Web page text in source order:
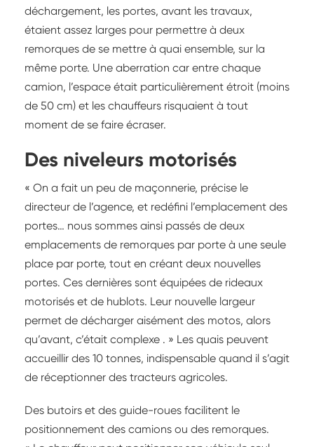
déchargement, les portes, avant les travaux,
étaient assez larges pour permettre à deux
remorques de se mettre à quai ensemble, sur la
même porte. Une aberration car entre chaque
camion, l’espace était particulièrement étroit (moins
de 50 cm) et les chauffeurs risquaient à tout
moment de se faire écraser.
Des niveleurs motorisés
« On a fait un peu de maçonnerie, précise le
directeur de l’agence, et redéfini l’emplacement des
portes… nous sommes ainsi passés de deux
emplacements de remorques par porte à une seule
place par porte, tout en créant deux nouvelles
portes. Ces dernières sont équipées de rideaux
motorisés et de hublots. Leur nouvelle largeur
permet de décharger aisément des motos, alors
qu’avant, c’était complexe . » Les quais peuvent
accueillir des 10 tonnes, indispensable quand il s’agit
de réceptionner des tracteurs agricoles.
Des butoirs et des guide-roues facilitent le
positionnement des camions ou des remorques.